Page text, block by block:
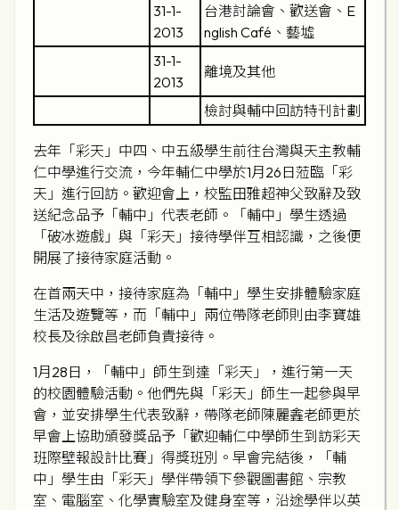
31-1-
2013
台港討論會、歡送會、E
nglish Café、藝墟
31-1-
2013
離境及其他
檢討與輔中回訪特刊計劃
去年「彩天」中四、中五級學生前往台灣與天主教輔
仁中學進行交流，今年輔仁中學於1月26日蒞臨「彩
天」進行回訪。歡迎會上，校監田雅超神父致辭及致
送紀念品予「輔中」代表老師。「輔中」學生透過
「破冰遊戲」與「彩天」接待學伴互相認識，之後便
開展了接待家庭活動。
在首兩天中，接待家庭為「輔中」學生安排體驗家庭
生活及遊覽等，而「輔中」兩位帶隊老師則由李寶雄
校長及徐啟昌老師負責接待。
1月28日，「輔中」師生到達「彩天」，進行第一天
的校園體驗活動。他們先與「彩天」師生一起參與早
會，並安排學生代表致辭，帶隊老師陳麗錱老師更於
早會上協助頒發獎品予「歡迎輔仁中學師生到訪彩天
班際壁報設計比賽」得獎班別。早會完結後，「輔
中」學生由「彩天」學伴帶領下參觀圖書館、宗教
室、電腦室、化學實驗室及健身室等，沿途學伴以英